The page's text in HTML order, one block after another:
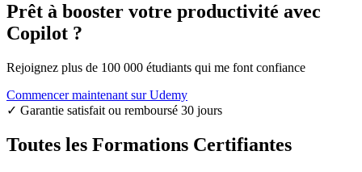
Prêt à booster votre productivité avec
Copilot ?
Rejoignez plus de 100 000 étudiants qui me font confiance
Commencer maintenant sur Udemy
✓ Garantie satisfait ou remboursé 30 jours
Toutes les Formations Certifiantes